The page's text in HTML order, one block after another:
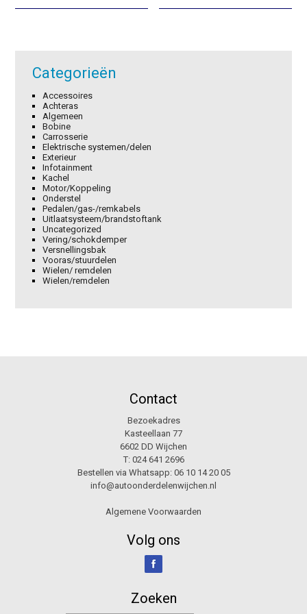
€22,70. €15,89.
€19,90. €13,93.
Categorieën
Accessoires
Achteras
Algemeen
Bobine
Carrosserie
Elektrische systemen/delen
Exterieur
Infotainment
Kachel
Motor/Koppeling
Onderstel
Pedalen/gas-/remkabels
Uitlaatsysteem/brandstoftank
Uncategorized
Vering/schokdemper
Versnellingsbak
Vooras/stuurdelen
Wielen/ remdelen
Wielen/remdelen
Contact
Bezoekadres
Kasteellaan 77
6602 DD Wijchen
T: 024 641 2696
Bestellen via Whatsapp: 06 10 14 20 05
info@autoonderdelenwijchen.nl
Algemene Voorwaarden
Volg ons
Zoeken